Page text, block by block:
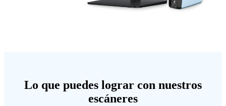
Lo que puedes lograr con nuestros
escáneres